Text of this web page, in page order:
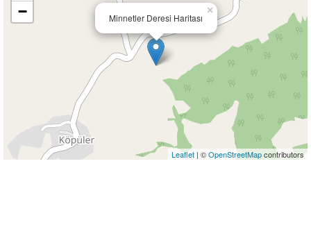
Minnetler Deresi Haritası
×
−
Leaflet | ©OpenStreetMapcontributors